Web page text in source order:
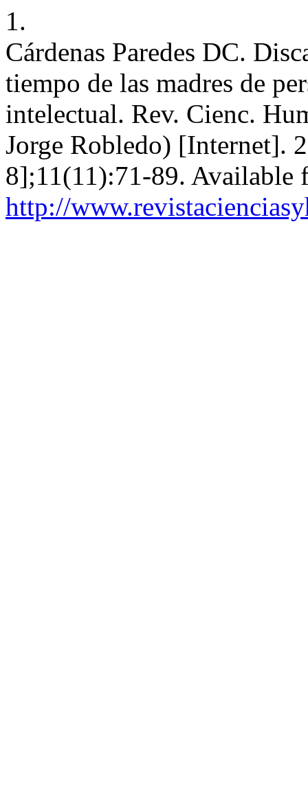
1.
Cárdenas Paredes DC.
tiempo de las madres de
intelectual. Rev. Cienc.
Jorge Robledo) [Internet].
8];11(11):71-89. Available
http://